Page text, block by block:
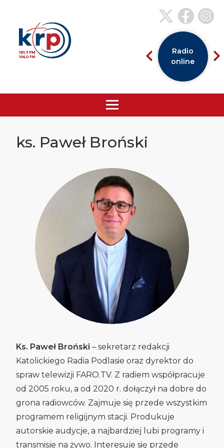
Radio
online
ks. Paweł Broński
Ks. Paweł Broński – sekretarz redakcji
Katolickiego Radia Podlasie oraz dyrektor do
spraw telewizji FARO.TV. Z radiem współpracuje
od 2005 roku, a od 2020 r. dołączył na dobre do
grona radiowców. Zajmuje się przede wszystkim
programem religijnym stacji. Produkuje
autorskie audycje, a najbardziej lubi programy i
transmisje na żywo. Interesuje się przede